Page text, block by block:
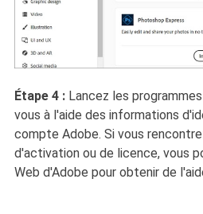
Étape 4 :Lancez les
vous à l'aide des informations
compte Adobe. Si vous
d'activation ou de licence, vous
Web d'Adobe pour obtenir de